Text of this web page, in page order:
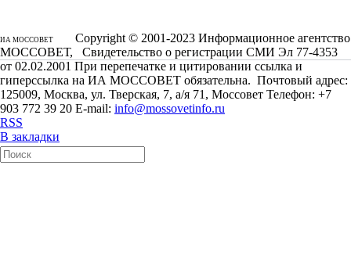
ИА МОССОВЕТ
Copyright © 2001-2023 Информационное агентство
МОССОВЕТ, Свидетельство о регистрации СМИ Эл 77-4353
от 02.02.2001 При перепечатке и цитировании ссылка и
гиперссылка на ИА МОССОВЕТ обязательна. Почтовый адрес:
125009, Москва, ул. Тверская, 7, а/я 71, Моссовет Телефон: +7
903 772 39 20 E-mail: info@mossovetinfo.ru
RSS
В закладки